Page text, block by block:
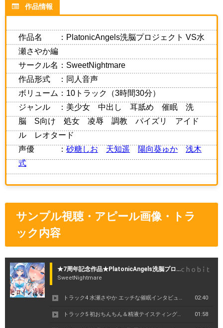
作品情報
作品名 ：PlatonicAngels洗脳プロジェクト VS水
瀬さやか編
サークル名：SweetNightmare
作品形式 ：同人音声
ボリューム：10トラック（3時間30分）
ジャンル ：美少女 中出し 耳舐め 催眠 洗
脳 S向け 処女 凌辱 調教 パイズリ アイド
ル レオタード
声優 ： 砂糖しお 天知遥 陽向葵ゅか
浅木
式
サンプル視聴・アピール画像・トラ
ック内容